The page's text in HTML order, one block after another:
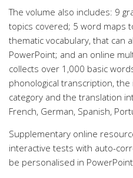
The volume also includes: 9
topics covered; 5 word maps
thematic vocabulary, that can
PowerPoint; and an online
collects over 1,000 basic
phonological transcription,
category and the translation
French, German, Spanish,
Supplementary online
interactive tests with auto-
be personalised in